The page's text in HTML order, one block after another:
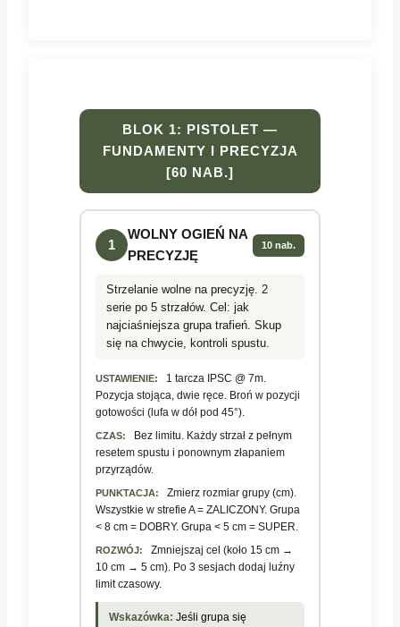
BLOK 1: PISTOLET —
FUNDAMENTY I PRECYZJA
[60 NAB.]
1
WOLNY OGIEŃ NA
PRECYZJĘ
10 nab.
Strzelanie wolne na precyzję. 2
serie po 5 strzałów. Cel: jak
najciaśniejsza grupa trafień. Skup
się na chwycie, kontroli spustu.
USTAWIENIE:
1 tarcza IPSC @ 7m.
Pozycja stojąca, dwie ręce. Broń w pozycji
gotowości (lufa w dół pod 45°).
CZAS:
Bez limitu. Każdy strzał z pełnym
resetem spustu i ponownym złapaniem
przyrządów.
PUNKTACJA:
Zmierz rozmiar grupy (cm).
Wszystkie w strefie A = ZALICZONY. Grupa
< 8 cm = DOBRY. Grupa < 5 cm = SUPER.
ROZWÓJ:
Zmniejszaj cel (koło 15 cm →
10 cm → 5 cm). Po 3 sesjach dodaj luźny
limit czasowy.
Wskazówka: Jeśli grupa się